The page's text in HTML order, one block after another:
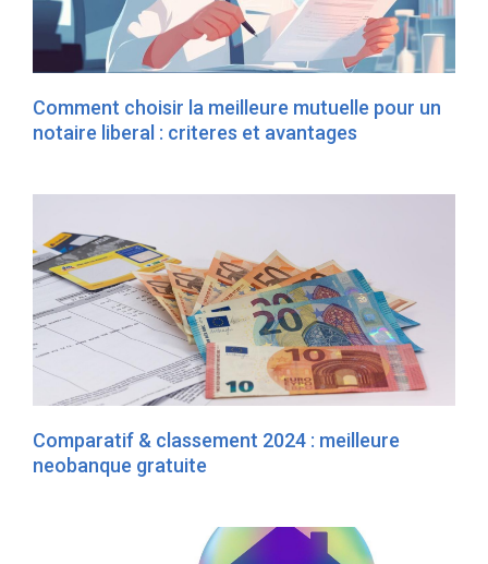
Comment choisir la meilleure mutuelle pour un
notaire liberal : criteres et avantages
Comparatif & classement 2024 : meilleure
neobanque gratuite